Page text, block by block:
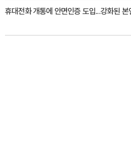
휴대전화 개통에 안면인증 도입...강화된